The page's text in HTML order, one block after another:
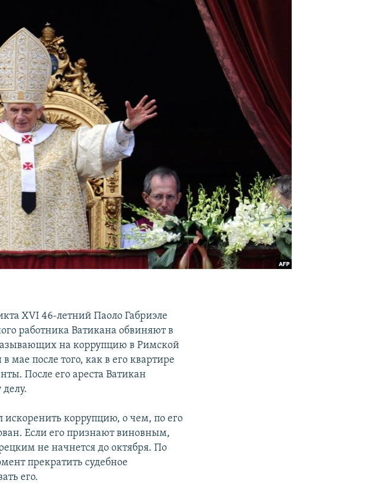
XVI 46-летний Паоло Габриэле
работника Ватикана обвиняют в
на коррупцию в Римской
мае после того, как в его квартире
После его ареста Ватикан
искоренить коррупцию, о чем, по его
Если его признают виновным,
не начнется до октября. По
прекратить судебное
его.